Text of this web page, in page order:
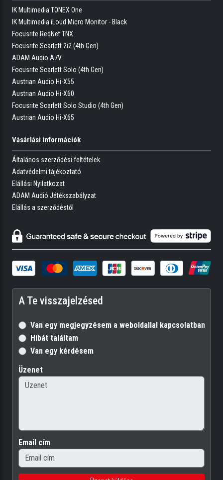
IK Multimedia TONEX One
IK Multimedia iLoud Micro Monitor - Black
Focusrite RedNet TNX
Focusrite Scarlett 2i2 (4th Gen)
ADAM Audio A7V
Focusrite Scarlett Solo (4th Gen)
Austrian Audio Hi-X55
Austrian Audio Hi-X60
Focusrite Scarlett Solo Studio (4th Gen)
Austrian Audio Hi-X65
Vásárlási információk
Általános szerződési feltételek
Adatvédelmi tájékoztató
Elállási Nyilatkozat
ADAM Audió Jétékszabályzat
Elállás a szerződéstől
A Te visszajelzésed
Van egy megjegyzésem a weboldallal kapcsolatban
Hibát találtam
Van egy kérdésem
Üzenet
Email cím